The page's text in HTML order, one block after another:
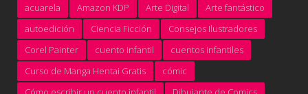
acuarela Amazon KDP Arte Digital
Arte fantástico
autoedición
Ciencia Ficción
Consejos Ilustradores
Corel Painter
cuento infantil
cuentos infantiles
Curso de Manga Hentai Gratis
cómic